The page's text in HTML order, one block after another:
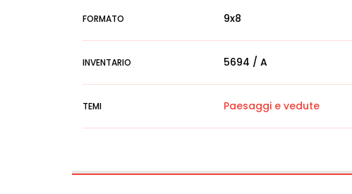
FORMATO 9x8
INVENTARIO 5694 / A
TEMI Paesaggi e vedute